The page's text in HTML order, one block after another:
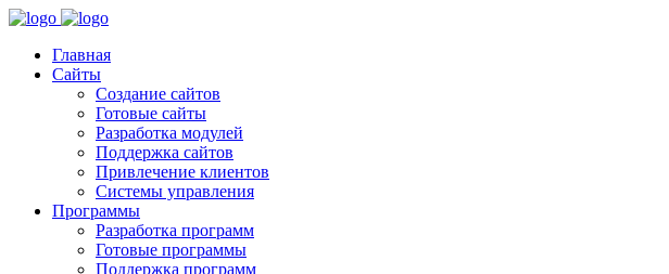
Главная
Сайты
Создание сайтов
Готовые сайты
Разработка модулей
Поддержка сайтов
Привлечение клиентов
Системы управления
Программы
Разработка программ
Готовые программы
Поддержка программ